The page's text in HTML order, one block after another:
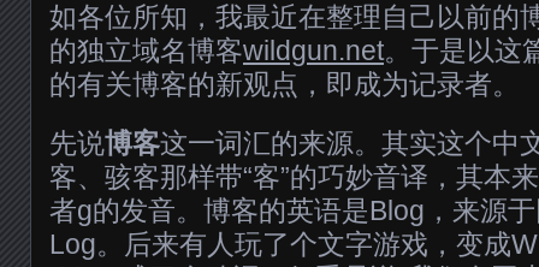
如各位所知，我最近在整理自己以前的
的独立域名博客wildgun.net。于是以这
的有关博客的新观点，即成为记录者。
先说博客这一词汇的来源。其实这个中
客、骇客那样带“客”的巧妙音译，其本
者g的发音。博客的英语是Blog，来源
Log。后来有人玩了个文字游戏，变成